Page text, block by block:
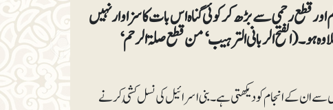
قطع رحمی سے بڑھ کر کوئی گناہ اس بات کا سزاوار نہیں
(الفتح الربانی الترہیب‘ من قطع صلۃ الرحم‘
سے ان کے انجام کو دیکھتی ہے۔ بنی اسرائیل کی نسل کُشی کرنے